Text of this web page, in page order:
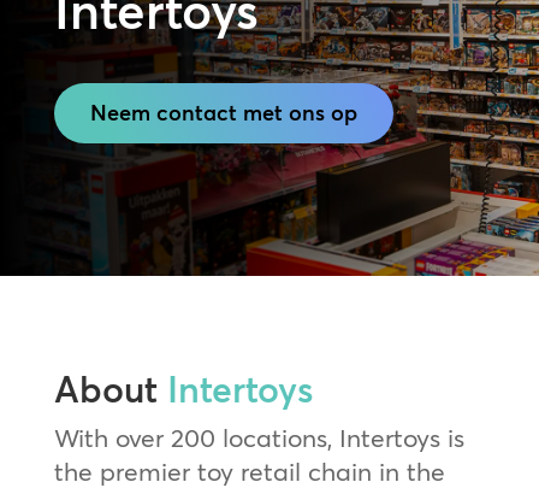
Neem contact met ons op
About Intertoys
With over 200 locations, Intertoys is
the premier toy retail chain in the